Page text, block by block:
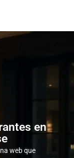
en
web que